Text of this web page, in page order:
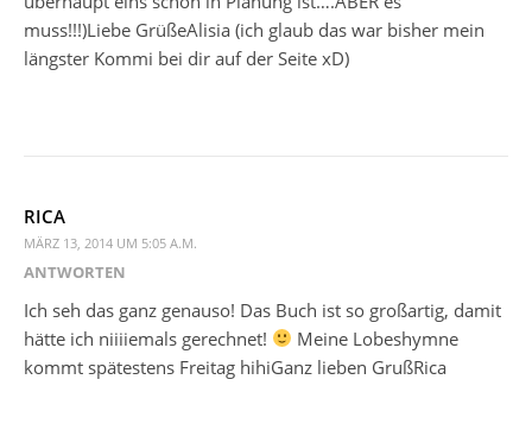
muss!!!)Liebe GrüßeAlisia (ich glaub das war bisher mein
längster Kommi bei dir auf der Seite xD)
RICA
MÄRZ 13, 2014 UM 5:05 A.M.
ANTWORTEN
Ich seh das ganz genauso! Das Buch ist so großartig, damit
hätte ich niiiiemals gerechnet!
Meine Lobeshymne
kommt spätestens Freitag hihiGanz lieben GrußRica